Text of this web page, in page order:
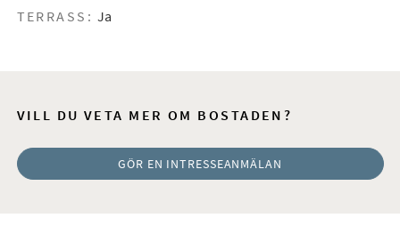
TERRASS: Ja
VILL DU VETA MER OM BOSTADEN?
GÖR EN INTRESSEANMÄLAN